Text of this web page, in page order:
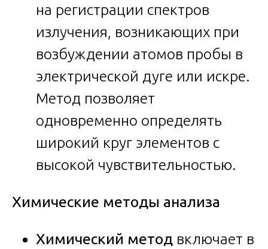
на регистрации спектров
излучения, возникающих при
возбуждении атомов пробы в
электрической дуге или искре.
Метод позволяет
одновременно определять
широкий круг элементов с
высокой чувствительностью.
Химические методы анализа
Химический метод включает в